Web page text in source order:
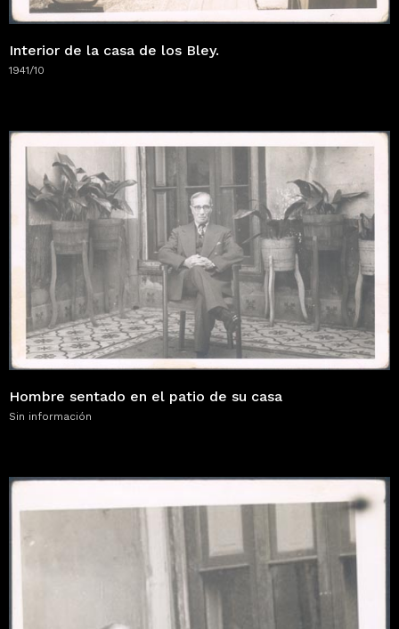
Interior de la casa de los Bley.
1941/10
Hombre sentado en el patio de su casa
Sin información